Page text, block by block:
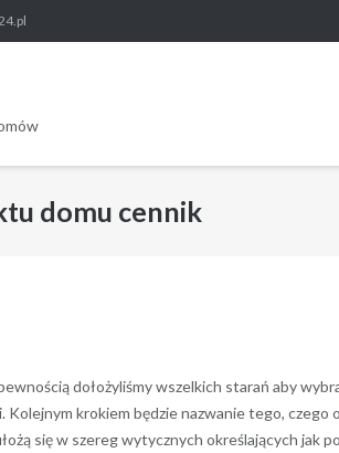
domu cennik
dołożyliśmy wszelkich starań aby
Kolejnym krokiem będzie nazwanie tego, czego
się w szereg wytycznych określających jak